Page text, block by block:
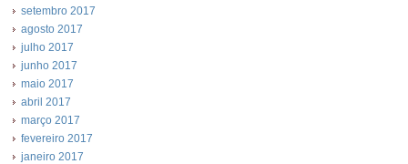
setembro 2017
agosto 2017
julho 2017
junho 2017
maio 2017
abril 2017
março 2017
fevereiro 2017
janeiro 2017